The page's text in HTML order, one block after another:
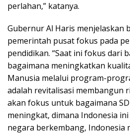
perlahan,” katanya.
Gubernur Al Haris menjelaskan
pemerintah pusat fokus pada
pendidikan. “Saat ini fokus dari
bagaimana meningkatkan
Manusia melalui program-
adalah revitalisasi membangun
akan fokus untuk bagaimana
meningkat, dimana Indonesia
negara berkembang, Indonesia